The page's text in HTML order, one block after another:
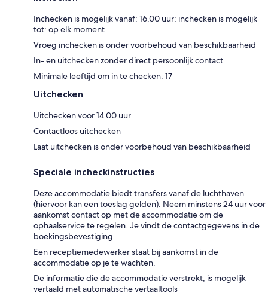
Inchecken is mogelijk vanaf: 16.00 uur; inchecken is mogelijk
tot: op elk moment
Vroeg inchecken is onder voorbehoud van beschikbaarheid
In- en uitchecken zonder direct persoonlijk contact
Minimale leeftijd om in te checken: 17
Uitchecken
Uitchecken voor 14.00 uur
Contactloos uitchecken
Laat uitchecken is onder voorbehoud van beschikbaarheid
Speciale incheckinstructies
Deze accommodatie biedt transfers vanaf de luchthaven
(hiervoor kan een toeslag gelden). Neem minstens 24 uur voor
aankomst contact op met de accommodatie om de
ophaalservice te regelen. Je vindt de contactgegevens in de
boekingsbevestiging.
Een receptiemedewerker staat bij aankomst in de
accommodatie op je te wachten.
De informatie die de accommodatie verstrekt, is mogelijk
vertaald met automatische vertaaltools